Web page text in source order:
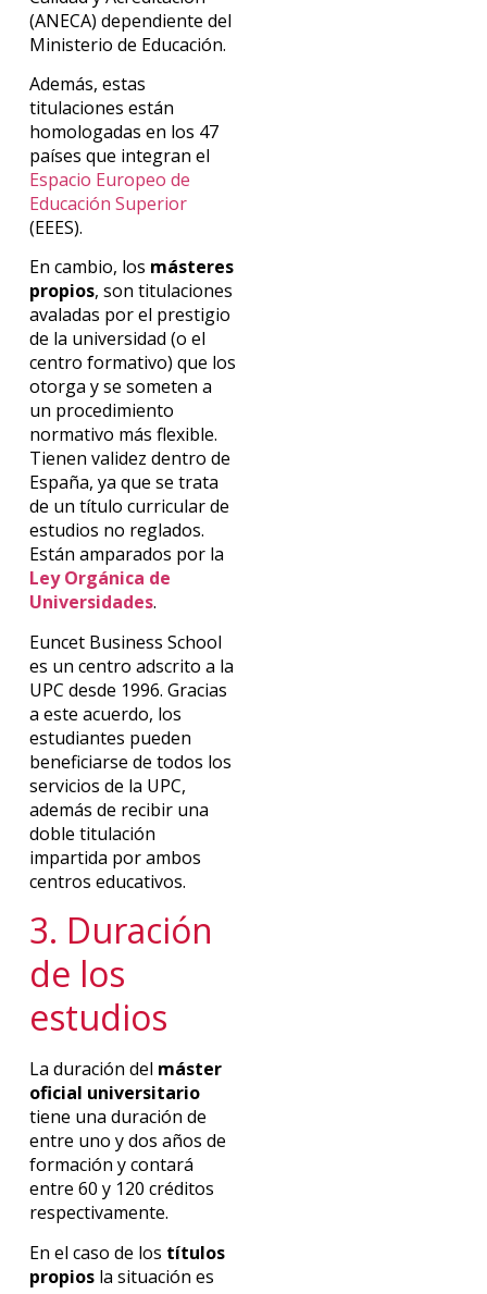
(ANECA) dependiente del
Ministerio de Educación.
Además, estas
titulaciones están
homologadas en los 47
países que integran el
Espacio Europeo de
Educación Superior
(EEES).
En cambio, los másteres
propios, son titulaciones
avaladas por el prestigio
de la universidad (o el
centro formativo) que los
otorga y se someten a
un procedimiento
normativo más flexible.
Tienen validez dentro de
España, ya que se trata
de un título curricular de
estudios no reglados.
Están amparados por la
Ley Orgánica de
Universidades.
Euncet Business School
es un centro adscrito a la
UPC desde 1996. Gracias
a este acuerdo, los
estudiantes pueden
beneficiarse de todos los
servicios de la UPC,
además de recibir una
doble titulación
impartida por ambos
centros educativos.
3. Duración
de los
estudios
La duración del máster
oficial universitario
tiene una duración de
entre uno y dos años de
formación y contará
entre 60 y 120 créditos
respectivamente.
En el caso de los títulos
propios la situación es